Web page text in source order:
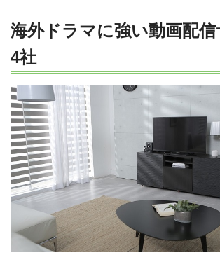
海外ドラマに強い動画配
4社